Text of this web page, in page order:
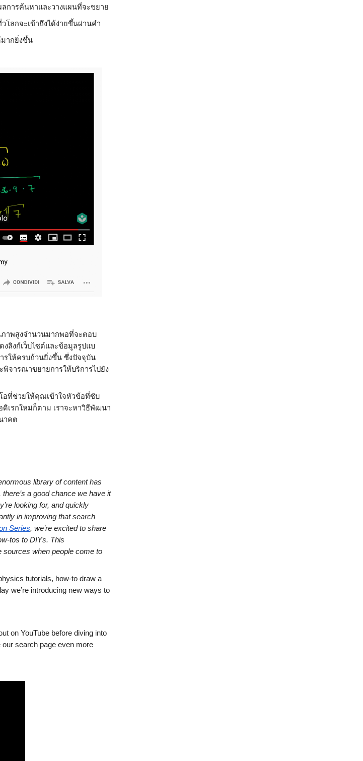
การค้นหาและวางแผนที่จะขยาย
โลกจะเข้าถึงได้ง่ายขึ้นผ่านคำ
มากยิ่งขึ้น
ภาพสูงจำนวนมากพอที่จะตอบ
งลิงก์เว็บไซต์และข้อมูลรูปแบ
รให้ครบถ้วนยิ่งขึ้น ซึ่งปัจจุบัน
จารณาขยายการให้บริการไปยัง
อที่ช่วยให้คุณเข้าใจหัวข้อที่ซับ
เรกใหม่ก็ตาม เราจะหาวิธีพัฒนา
าคต
library of content has
a good chance we have it
looking for, and quickly
in improving that search
Series, we’re excited to share
tos to DIYs. This
sources when people come to
tutorials, how-to draw a
we’re introducing new ways to
on YouTube before diving into
our search page even more